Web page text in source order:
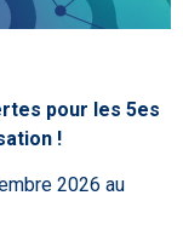
pour les 5es
!
2026 au